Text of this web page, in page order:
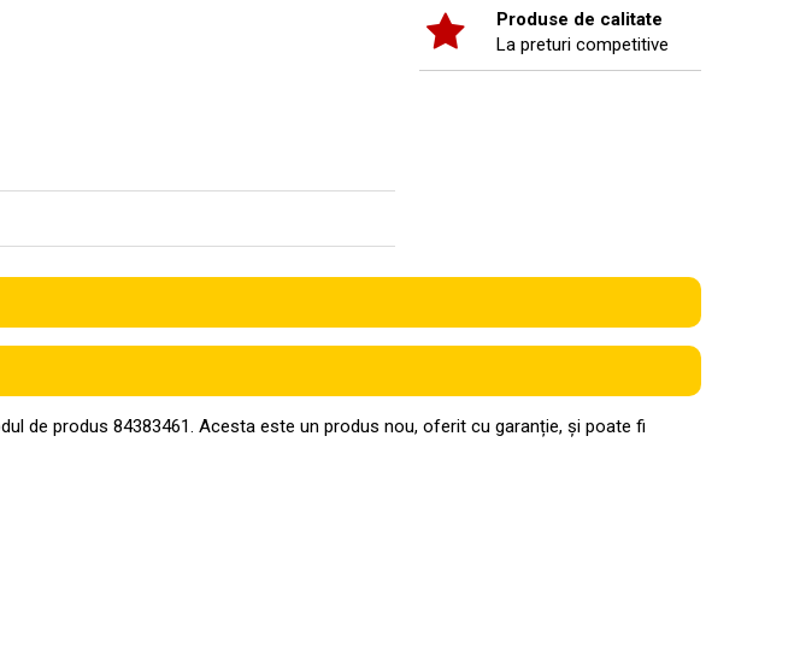
Produse de calitate
La preturi competitive
de produs 84383461. Acesta este un produs nou, oferit cu garanție, și poate fi